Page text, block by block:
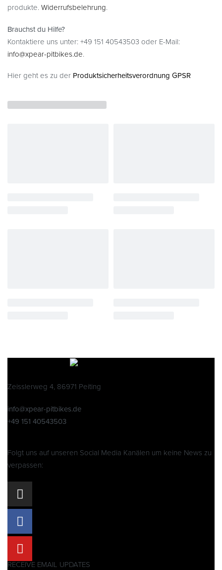
produkte. Widerrufsbelehrung.
Brauchst du Hilfe?
Kontaktiere uns unter: +49 151 40543503 oder E-Mail:
info@xpear-pitbikes.de.
Hier geht es zu der Produktsicherheitsverordnung GPSR
Zeisslerweg 4, 86971 Peiting
info@xpear-pitbikes.de
+49 151 40543503
Folgt uns auf unseren Social Media Kanälen um keine News zu
verpassen:
RECEIVE EMAIL UPDATES